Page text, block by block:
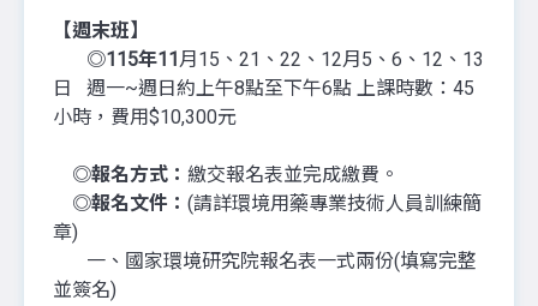
【週末班】
◎115年11月15、21、22、12月5、6、12、13
日 週一~週日約上午8點至下午6點 上課時數：45
小時，費用$10,300元
◎報名方式： 繳交報名表並完成繳費。
◎報名文件： (請詳環境用藥專業技術人員訓練簡
章)
一、國家環境研究院報名表一式兩份(填寫完整
並簽名)